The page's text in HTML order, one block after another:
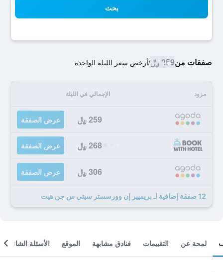
بحث
صفقات من259 ﷼ /أرخص سعر الليلة الواحدة
مزود الإجمالي في الليلة
259 ﷼ عرض الصفقة
268 ﷼ عرض الصفقة
306 ﷼ عرض الصفقة
12 صفقة إضافية لـ بريميير إن وورسستر سيتي س جن هيت
لمحة عن التقييمات فنادق مشابهة الموقع الأسئلة الشائعة